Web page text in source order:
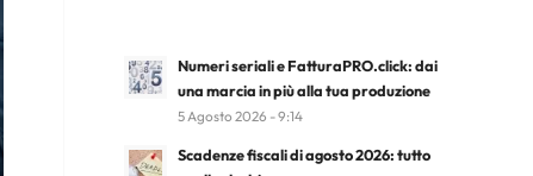
Numeri seriali e FatturaPRO.click: dai
una marcia in più alla tua produzione
5 Agosto 2026 - 9:14
Scadenze fiscali di agosto 2026: tutto